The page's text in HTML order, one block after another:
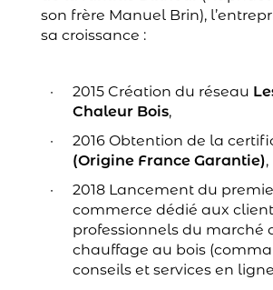
son frère Manuel Brin),
sa croissance :
2015 Création du réseau
Chaleur Bois,
2016 Obtention de la
(Origine France Garantie),
2018 Lancement du
commerce dédié aux
professionnels du marché
chauffage au bois
conseils et services en